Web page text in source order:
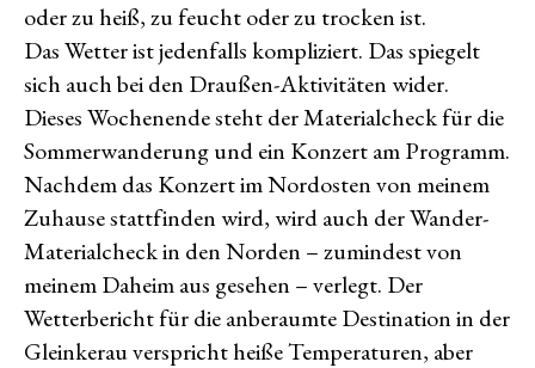
oder zu heiß, zu feucht oder zu trocken ist.
Das Wetter ist jedenfalls kompliziert. Das spiegelt
sich auch bei den Draußen-Aktivitäten wider.
Dieses Wochenende steht der Materialcheck für die
Sommerwanderung und ein Konzert am Programm.
Nachdem das Konzert im Nordosten von meinem
Zuhause stattfinden wird, wird auch der Wander-
Materialcheck in den Norden – zumindest von
meinem Daheim aus gesehen – verlegt. Der
Wetterbericht für die anberaumte Destination in der
Gleinkerau verspricht heiße Temperaturen, aber